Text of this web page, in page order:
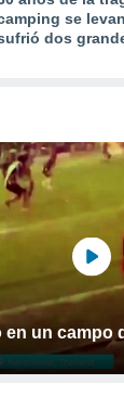
se
dos
en un campo